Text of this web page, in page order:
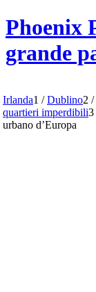
Phoenix
grande
Irlanda1 / Dublino2 /
quartieri imperdibili3
urbano d’Europa